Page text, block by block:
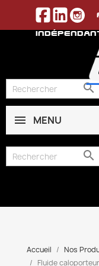

MENU

Accueil Nos
Fluide caloporteur